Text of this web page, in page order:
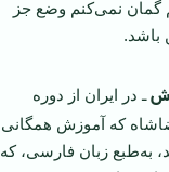
گمان نمی‌كنم وضع جز
باشد.
ـ در ایران از دوره
كه آموزش همگانی
به‌طبع زبان فارسی، كه